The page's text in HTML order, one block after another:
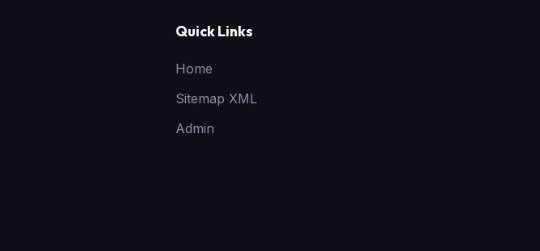
Quick Links
Home
Sitemap XML
Admin